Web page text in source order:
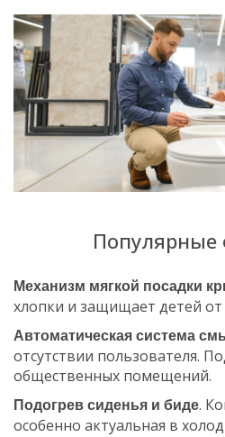
Популярные
Механизм мягкой посадки
хлопки и защищает детей
Автоматическая система
отсутствии пользователя.
общественных помещений.
Подогрев сиденья и биде.
особенно актуальная в